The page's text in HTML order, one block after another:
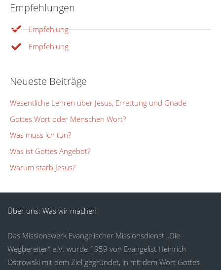
Empfehlungen
Empfehlung
Empfehlung
Neueste Beiträge
Wesentliche Lehren über Jesus, Errettung und Gnade
Gottes Wort oder Menschen Wort?
Was muss ich tun?
Was ist Gottes Angebot?
Warum starb Jesus?
Über uns: Was wir machen
Das Missionswerk Evangelischer Missionsdienst „Die
Wegbereiter“ e.V. wurde 1959 von Evangelist Heinrich
Ostrowski mit dem Ziel gegründet, in mit dem Wort Gottes